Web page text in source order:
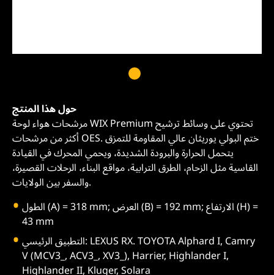
حول هذا المنتج
مرشحات هواء لوحة WIX Premium تحتوي على وسائط ترشيح
أكثر من مرشحات OES. ختم البولي يوريثان عالي المقاومة للتمزق
يتحمل الحرارة والبرودة الشديدة، ويحمي المحرك في القيادة
القاسية مثل الزحام، الطرق الترابية، مواقع البناء، الرحلات القصيرة،
والسفر بين الولايات.
الطول (A) = 318 mm; العرض (B) = 192 mm; الارتفاع (H) =
43 mm
التطبيق الرئيسي: LEXUS RX. TOYOTA Alphard I, Camry
V (MCV3_, ACV3_, XV3_), Harrier, Highlander I,